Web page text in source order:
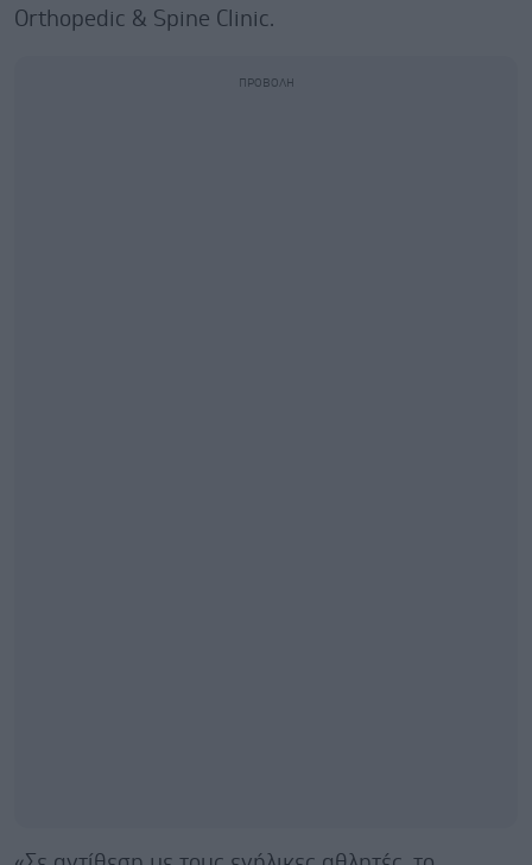
Orthopedic & Spine Clinic.